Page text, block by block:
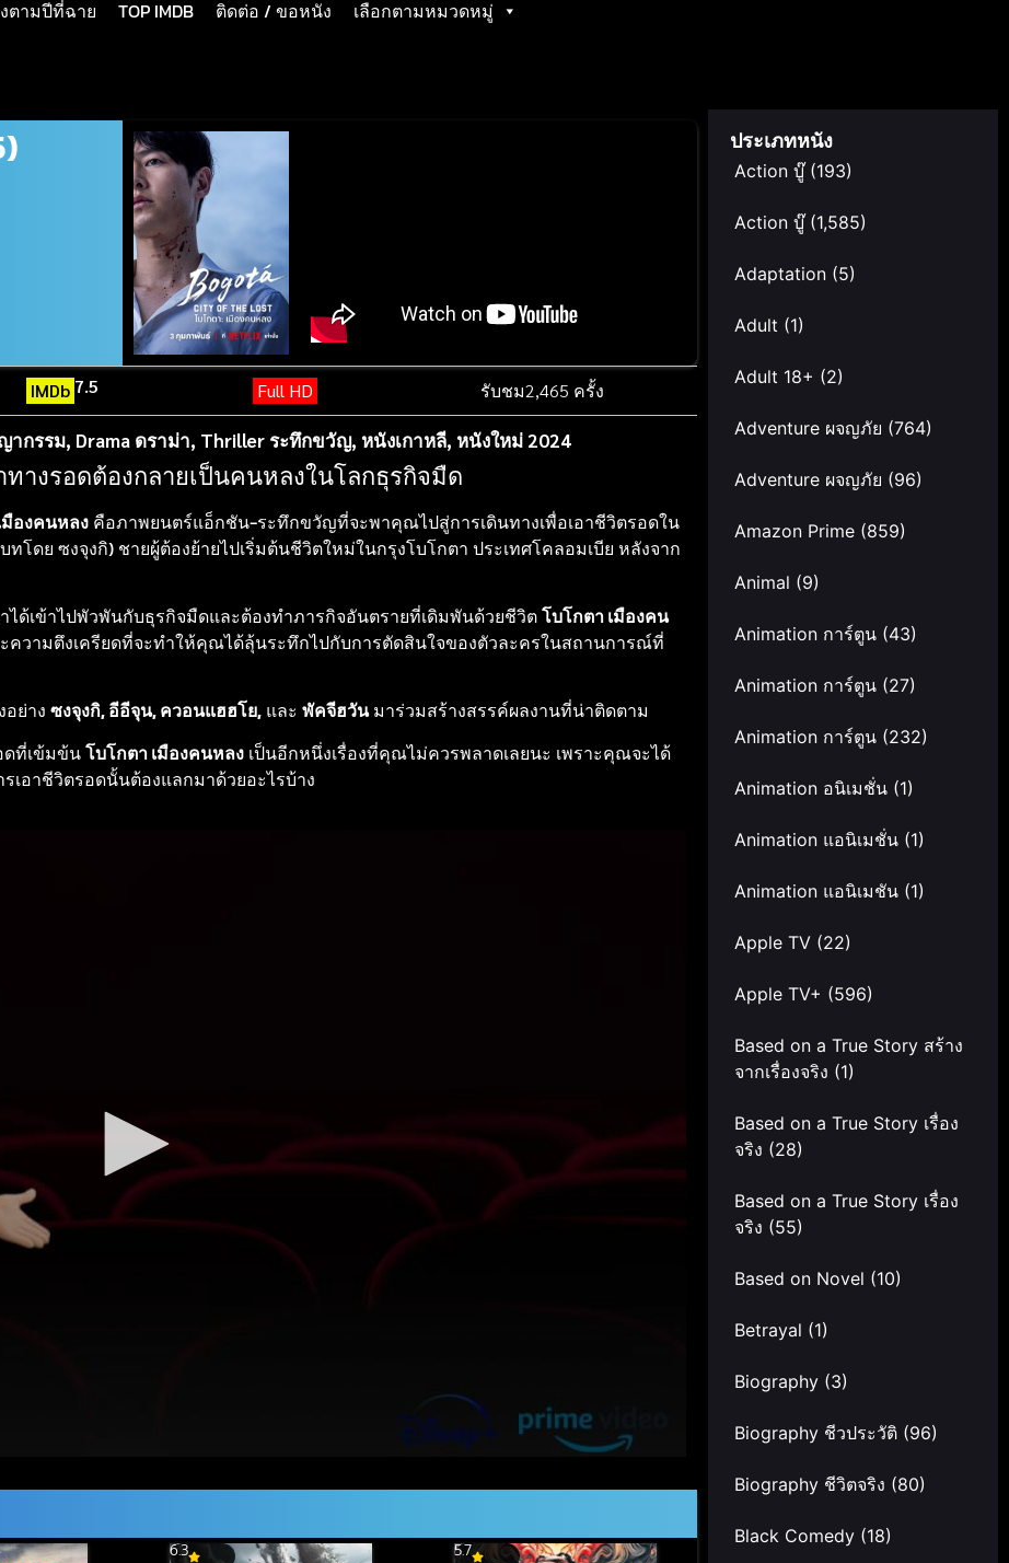
ตามปีที่ฉาย TOP IMDB ติดต่อ / ขอหนัง เลือกตามหมวดหมู่
IMDb7.5 Full HD รับชม2,465 ครั้ง
ากรรม, Drama ดราม่า, Thriller ระทึกขวัญ, หนังเกาหลี, หนังใหม่ 2024
ทางรอดต้องกลายเป็นคนหลงในโลกธุรกิจมืด
มืองคนหลง คือภาพยนตร์แอ็กชัน-ระทึกขวัญที่จะพาคุณไปสู่การเดินทางเพื่อเอาชีวิตรอดใน
ทโดย ซงจุงกิ) ชายผู้ต้องย้ายไปเริ่มต้นชีวิตใหม่ในกรุงโบโกตา ประเทศโคลอมเบีย หลังจาก
ได้เข้าไปพัวพันกับธุรกิจมืดและต้องทำภารกิจอันตรายที่เดิมพันด้วยชีวิตโบโกตา เมืองคน
วามตึงเครียดที่จะทำให้คุณได้ลุ้นระทึกไปกับการตัดสินใจของตัวละครในสถานการณ์ที่
ย่าง ซงจุงกิ, อีอีจุน, ควอนแฮฮโย, และ พัคจีฮวันมาร่วมสร้างสรรค์ผลงานที่น่าติดตาม
ดที่เข้มข้นโบโกตา เมืองคนหลง เป็นอีกหนึ่งเรื่องที่คุณไม่ควรพลาดเลยนะ เพราะคุณจะได้
เอาชีวิตรอดนั้นต้องแลกมาด้วยอะไรบ้าง
6.3 5.7
ประเภทหนัง
Action บู๊(193)
Action บู๊(1,585)
Adaptation (5)
Adult (1)
Adult 18+ (2)
Adventure ผจญภัย (764)
Adventure ผจญภัย (96)
Amazon Prime (859)
Animal (9)
Animation การ์ตูน (43)
Animation การ์ตูน (27)
Animation การ์ตูน (232)
Animation อนิเมชั่น (1)
Animation แอนิเมชั่น (1)
Animation แอนิเมชัน (1)
Apple TV (22)
Apple TV+ (596)
Based on a True Story สร้าง
จากเรื่องจริง (1)
Based on a True Story เรื่อง
จริง (28)
Based on a True Story เรื่อง
จริง (55)
Based on Novel (10)
Betrayal (1)
Biography (3)
Biography ชีวประวัติ (96)
Biography ชีวิตจริง (80)
Black Comedy (18)